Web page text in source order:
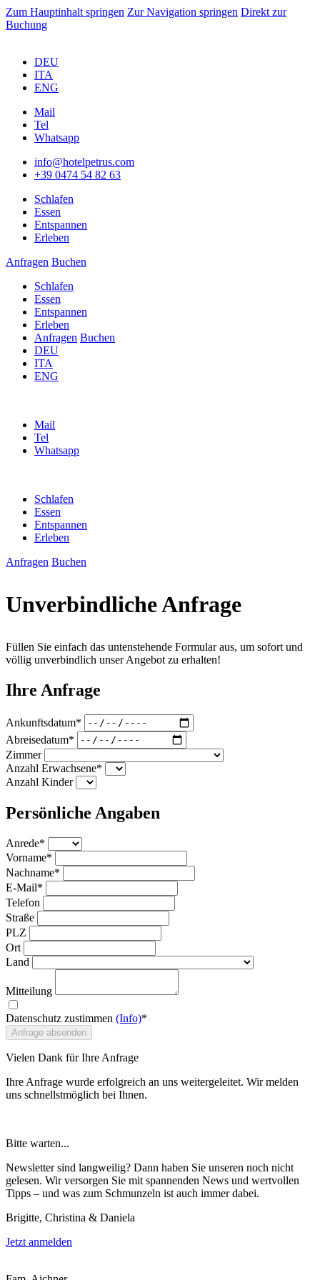
Zum Hauptinhalt springen Zur Navigation springen Direkt zur
Buchung
DEU
ITA
ENG
Mail
Tel
Whatsapp
info@hotelpetrus.com
+39 0474 54 82 63
Schlafen
Essen
Entspannen
Erleben
Anfragen Buchen
Schlafen
Essen
Entspannen
Erleben
Anfragen Buchen
DEU
ITA
ENG
Mail
Tel
Whatsapp
Schlafen
Essen
Entspannen
Erleben
Anfragen Buchen
Unverbindliche Anfrage
Füllen Sie einfach das untenstehende Formular aus, um sofort und
völlig unverbindlich unser Angebot zu erhalten!
Ihre Anfrage
Ankunftsdatum*
Abreisedatum*
Zimmer
Anzahl Erwachsene*
Anzahl Kinder
Persönliche Angaben
Anrede*
Vorname*
Nachname*
E-Mail*
Telefon
Straße
PLZ
Ort
Land
Mitteilung
Datenschutz zustimmen (Info)*
Anfrage absenden
Vielen Dank für Ihre Anfrage
Ihre Anfrage wurde erfolgreich an uns weitergeleitet. Wir melden
uns schnellstmöglich bei Ihnen.
Bitte warten...
Newsletter sind langweilig? Dann haben Sie unseren noch nicht
gelesen. Wir versorgen Sie mit spannenden News und wertvollen
Tipps – und was zum Schmunzeln ist auch immer dabei.
Brigitte, Christina & Daniela
Jetzt anmelden